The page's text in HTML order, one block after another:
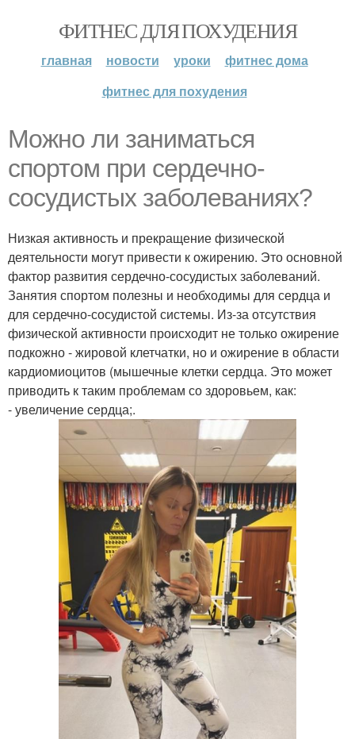
ФИТНЕС ДЛЯ ПОХУДЕНИЯ
главная новости уроки
фитнес дома
фитнес для похудения
Можно ли заниматься
спортом при сердечно-
сосудистых заболеваниях?
Низкая активность и прекращение физической
деятельности могут привести к ожирению. Это основной
фактор развития сердечно-сосудистых заболеваний.
Занятия спортом полезны и необходимы для сердца и
для сердечно-сосудистой системы. Из-за отсутствия
физической активности происходит не только ожирение
подкожно - жировой клетчатки, но и ожирение в области
кардиомиоцитов (мышечные клетки сердца. Это может
приводить к таким проблемам со здоровьем, как:
- увеличение сердца;.